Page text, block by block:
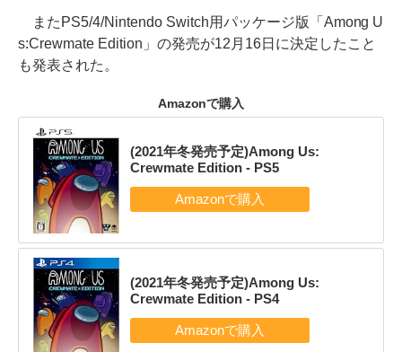
またPS5/4/Nintendo Switch用パッケージ版「Among U
s:Crewmate Edition」の発売が12月16日に決定したこと
も発表された。
Amazonで購入
(2021年冬発売予定)Among Us:
Crewmate Edition - PS5
(2021年冬発売予定)Among Us:
Crewmate Edition - PS4